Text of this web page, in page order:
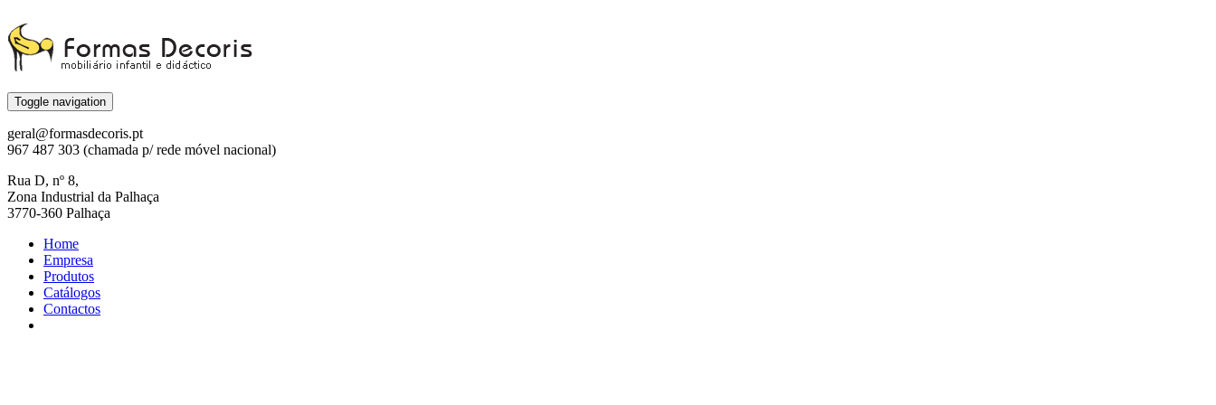
Toggle navigation
geral@formasdecoris.pt
967 487 303 (chamada p/ rede móvel nacional)
Rua D, nº 8,
Zona Industrial da Palhaça
3770-360 Palhaça
Home
Empresa
Produtos
Catálogos
Contactos